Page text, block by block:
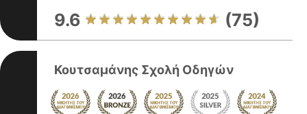
9.6 (75)
Κουτσαμάνης Σχολή Οδηγών